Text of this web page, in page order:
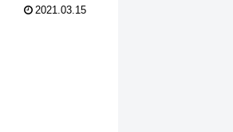
2021.03.15